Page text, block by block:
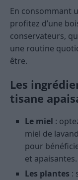
En consommant
profitez d’une
conservateurs,
une routine
être.
Les
tisane
Le miel :
miel de
pour
et apaisantes.
Les plantes :